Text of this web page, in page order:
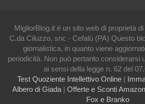
MigliorBlog.it è un sito web di proprietà
C.da Ciluzzo, snc - Cefalù (PA) Questo
giornalistica, in quanto viene
periodicità. Non può pertanto considerarsi
ai sensi della legge n. 62 del
Test Quoziente Intellettivo Online|
Albero di Giada | Offerte e Sconti Amazon
Fox e Branko